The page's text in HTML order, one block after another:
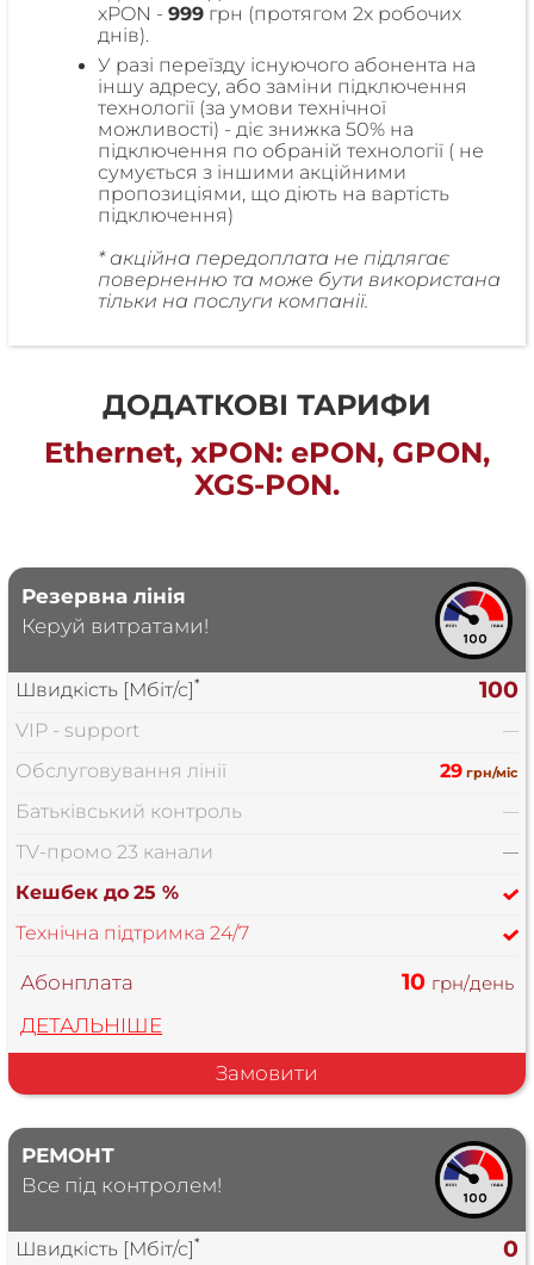
xPON - 999 грн (протягом 2х робочих
днів).
У разі переїзду існуючого абонента на
іншу адресу, або заміни підключення
технології (за умови технічної
можливості) - діє знижка 50% на
підключення по обраній технології ( не
сумується з іншими акційними
пропозиціями, що діють на вартість
підключення)
* акційна передоплата не підлягає
поверненню та може бути використана
тільки на послуги компанії.
ДОДАТКОВІ ТАРИФИ
Ethernet, xPON: ePON, GPON,
XGS-PON.
Резервна лінія
Керуй витратами!
Швидкість [Мбіт/с]* 100
VIP - support —
Обслуговування лінії 29грн/міс
Батьківський контроль —
TV-промо 23 канали —
Кешбек до 25 %
Технічна підтримка 24/7
Абонплата
ДЕТАЛЬНІШЕ
10 грн/день
Замовити
РЕМОНТ
Все під контролем!
Швидкість [Мбіт/с]* 0